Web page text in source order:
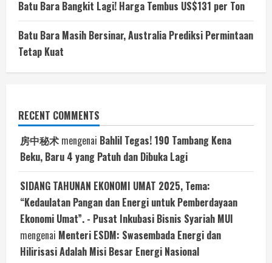
Batu Bara Bangkit Lagi! Harga Tembus US$131 per Ton
Batu Bara Masih Bersinar, Australia Prediksi Permintaan
Tetap Kuat
RECENT COMMENTS
房中秘术 mengenai Bahlil Tegas! 190 Tambang Kena
Beku, Baru 4 yang Patuh dan Dibuka Lagi
SIDANG TAHUNAN EKONOMI UMAT 2025, Tema:
“Kedaulatan Pangan dan Energi untuk Pemberdayaan
Ekonomi Umat”. - Pusat Inkubasi Bisnis Syariah MUI
mengenai Menteri ESDM: Swasembada Energi dan
Hilirisasi Adalah Misi Besar Energi Nasional